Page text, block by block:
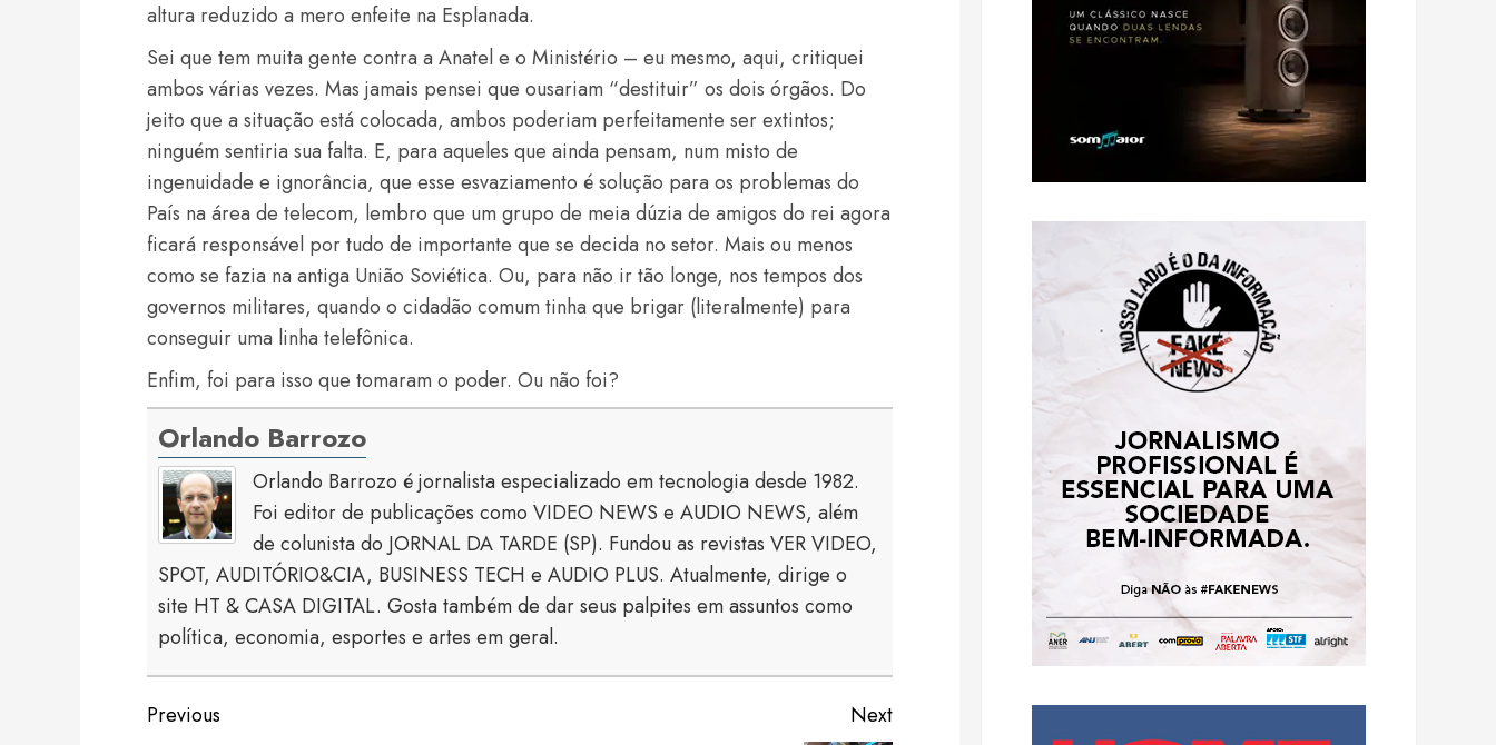
altura reduzido a mero enfeite na Esplanada.
Sei que tem muita gente contra a Anatel e o Ministério – eu mesmo, aqui, critiquei
ambos várias vezes. Mas jamais pensei que ousariam “destituir” os dois órgãos. Do
jeito que a situação está colocada, ambos poderiam perfeitamente ser extintos;
ninguém sentiria sua falta. E, para aqueles que ainda pensam, num misto de
ingenuidade e ignorância, que esse esvaziamento é solução para os problemas do
País na área de telecom, lembro que um grupo de meia dúzia de amigos do rei agora
ficará responsável por tudo de importante que se decida no setor. Mais ou menos
como se fazia na antiga União Soviética. Ou, para não ir tão longe, nos tempos dos
governos militares, quando o cidadão comum tinha que brigar (literalmente) para
conseguir uma linha telefônica.
Enfim, foi para isso que tomaram o poder. Ou não foi?
Orlando Barrozo
Orlando Barrozo é jornalista especializado em tecnologia desde 1982.
Foi editor de publicações como VIDEO NEWS e AUDIO NEWS, além
de colunista do JORNAL DA TARDE (SP). Fundou as revistas VER VIDEO,
SPOT, AUDITÓRIO&CIA, BUSINESS TECH e AUDIO PLUS. Atualmente, dirige o
site HT & CASA DIGITAL. Gosta também de dar seus palpites em assuntos como
política, economia, esportes e artes em geral.
Continue
Previous Next